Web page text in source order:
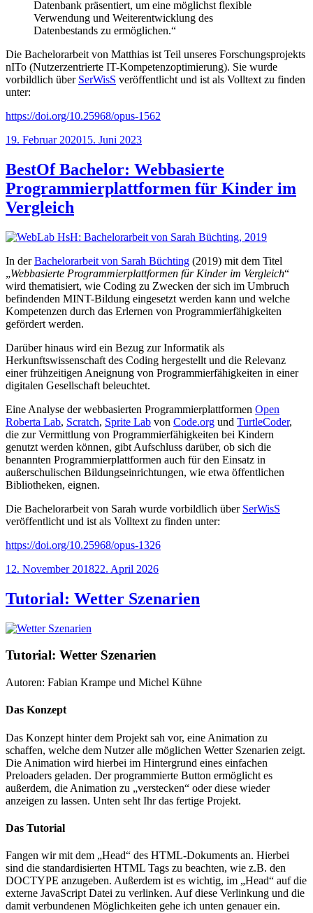
Datenbank präsentiert, um eine möglichst flexible
Verwendung und Weiterentwicklung des
Datenbestands zu ermöglichen.“
Die Bachelorarbeit von Matthias ist Teil unseres Forschungsprojekts
nITo (Nutzerzentrierte IT-Kompetenzoptimierung). Sie wurde
vorbildlich über SerWisS veröffentlicht und ist als Volltext zu finden
unter:
https://doi.org/10.25968/opus-1562
Veröffentlicht
19. Februar 202015. Juni 2023
BestOf Bachelor: Webbasierte
Programmierplattformen für Kinder im
Vergleich
In derBachelorarbeit von Sarah Büchting (2019) mit dem Titel
„Webbasierte Programmierplattformen für Kinder im Vergleich“
wird thematisiert, wie Coding zu Zwecken der sich im Umbruch
befindenden MINT-Bildung eingesetzt werden kann und welche
Kompetenzen durch das Erlernen von Programmierfähigkeiten
gefördert werden.
Darüber hinaus wird ein Bezug zur Informatik als
Herkunftswissenschaft des Coding hergestellt und die Relevanz
einer frühzeitigen Aneignung von Programmierfähigkeiten in einer
digitalen Gesellschaft beleuchtet.
Eine Analyse der webbasierten Programmierplattformen Open
Roberta Lab, Scratch, Sprite Lab von Code.org und TurtleCoder,
die zur Vermittlung von Programmierfähigkeiten bei Kindern
genutzt werden können, gibt Aufschluss darüber, ob sich die
benannten Programmierplattformen auch für den Einsatz in
außerschulischen Bildungseinrichtungen, wie etwa öffentlichen
Bibliotheken, eignen.
Die Bachelorarbeit von Sarah wurde vorbildlich über SerWisS
veröffentlicht und ist als Volltext zu finden unter:
https://doi.org/10.25968/opus-1326
Veröffentlicht
12. November 201822. April 2026
Tutorial: Wetter Szenarien
Tutorial: Wetter Szenarien
Autoren: Fabian Krampe und Michel Kühne
Das Konzept
Das Konzept hinter dem Projekt sah vor, eine Animation zu
schaffen, welche dem Nutzer alle möglichen Wetter Szenarien zeigt.
Die Animation wird hierbei im Hintergrund eines einfachen
Preloaders geladen. Der programmierte Button ermöglicht es
außerdem, die Animation zu „verstecken“ oder diese wieder
anzeigen zu lassen. Unten seht Ihr das fertige Projekt.
Das Tutorial
Fangen wir mit dem „Head“ des HTML-Dokuments an. Hierbei
sind die standardisierten HTML Tags zu beachten, wie z.B. den
DOCTYPE anzugeben. Außerdem ist es wichtig, im „Head“ auf die
externe JavaScript Datei zu verlinken. Auf diese Verlinkung und die
damit verbundenen Möglichkeiten gehe ich unten genauer ein.